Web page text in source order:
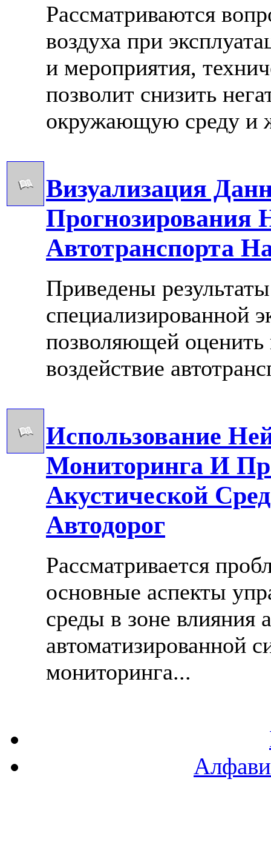
Рассматриваются
воздуха при
и мероприятия,
позволит снизить
окружающую среду и
Визуализация
Прогнозирования
Автотранспорта
Приведены
специализированной
позволяющей оценить
воздействие
Использование
Мониторинга И
Акустической
Автодорог
Рассматривается
основные аспекты
среды в зоне влияния
автоматизированной
мониторинга...